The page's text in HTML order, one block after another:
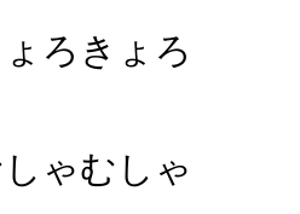
ょろきょろ
ゃむしゃ